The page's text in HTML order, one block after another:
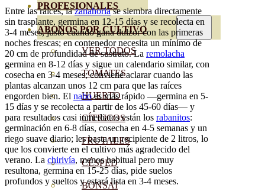
PROFESIONALES
ABONOS POR CULTIVO
VER TODOS
TOMATES
HUERTO
CÍTRICOS
FRUTALES
CÉSPED
BONSAI
Entre las raíces, lazanahoriase siembra directamente
sin trasplante, germina en 12-15 días y se recolecta en
3-4 meses, justo cuando gana dulzor con las primeras
noches frescas; en contenedor necesita un mínimo de
20 cm de profundidad de sustrato. La remolacha
germina en 8-12 días y sigue un calendario similar, con
cosecha en 3-4 meses; conviene aclarar cuando las
plantas alcanzan unos 12 cm para que las raíces
engorden bien. El naboes más rápido —germina en 5-
15 días y se recolecta a partir de los 45-60 días— y
para resultados casi inmediatos están los rabanitos:
germinación en 6-8 días, cosecha en 4-5 semanas y un
riego suave diario; les basta un recipiente de 2 litros, lo
que los convierte en el cultivo más agradecido del
verano. La chirivía, menos habitual pero muy
resultona, germina en 15-25 días, pide suelos
profundos y sueltos y estará lista en 3-4 meses.